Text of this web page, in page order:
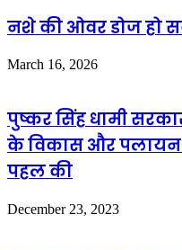
नशे की ओवर डोज हो
March 16, 2026
पुष्कर सिंह धामी
के विकास और पलायन
पहल की
December 23, 2023